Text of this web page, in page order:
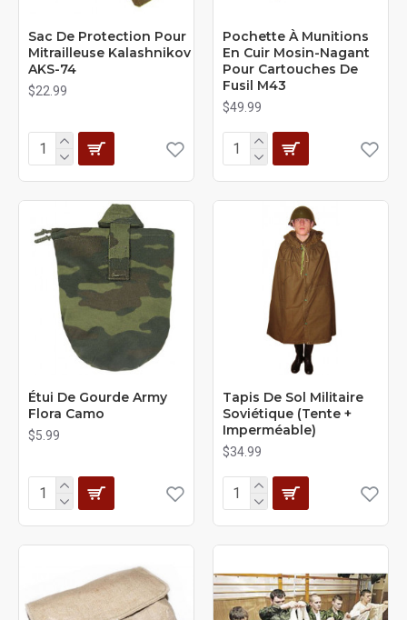
Sac De Protection Pour
Mitrailleuse Kalashnikov
AKS-74
$22.99
Pochette À Munitions
En Cuir Mosin-Nagant
Pour Cartouches De
Fusil M43
$49.99
Étui De Gourde Army
Flora Camo
$5.99
Tapis De Sol Militaire
Soviétique (Tente +
Imperméable)
$34.99